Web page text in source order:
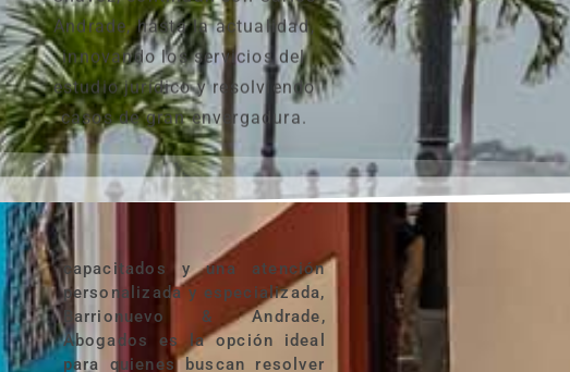
Andrade, hasta la actualidad,
innovando los servicios del
estudio jurídico y resolviendo
casos de gran envergadura.